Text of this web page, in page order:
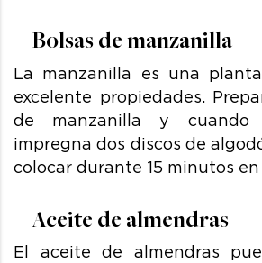
Bolsas de manzanilla
La manzanilla es una
excelente propiedades.
de manzanilla y
impregna dos discos de
colocar durante 15 minutos en
Aceite de almendras
El aceite de almendras